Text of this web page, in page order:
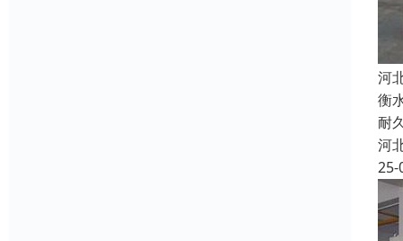
河
衡
耐
河
25-